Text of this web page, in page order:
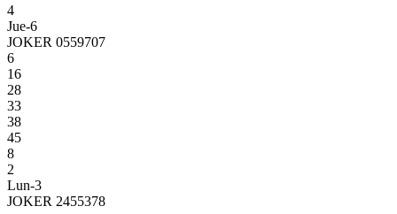
4
Jue-6
JOKER 0559707
6
16
28
33
38
45
8
2
Lun-3
JOKER 2455378